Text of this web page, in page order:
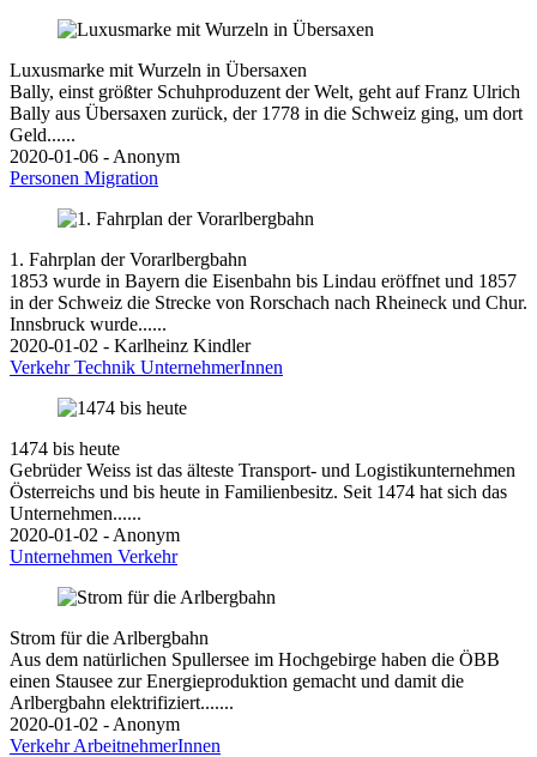
Luxusmarke mit Wurzeln in Übersaxen
Bally, einst größter Schuhproduzent der Welt, geht auf Franz Ulrich
Bally aus Übersaxen zurück, der 1778 in die Schweiz ging, um dort
Geld......
2020-01-06 - Anonym
Personen Migration
1. Fahrplan der Vorarlbergbahn
1853 wurde in Bayern die Eisenbahn bis Lindau eröffnet und 1857
in der Schweiz die Strecke von Rorschach nach Rheineck und Chur.
Innsbruck wurde......
2020-01-02 - Karlheinz Kindler
VerkehrTechnik UnternehmerInnen
1474 bis heute
Gebrüder Weiss ist das älteste Transport- und Logistikunternehmen
Österreichs und bis heute in Familienbesitz. Seit 1474 hat sich das
Unternehmen......
2020-01-02 - Anonym
Unternehmen Verkehr
Strom für die Arlbergbahn
Aus dem natürlichen Spullersee im Hochgebirge haben die ÖBB
einen Stausee zur Energieproduktion gemacht und damit die
Arlbergbahn elektrifiziert.......
2020-01-02 - Anonym
VerkehrArbeitnehmerInnen